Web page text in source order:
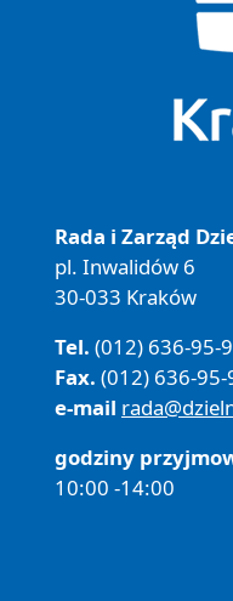
Rada i Zarząd
pl. Inwalidów 6
30-033 Kraków
Tel. (012) 636-95-
Fax. (012) 636-95-
e-mail
godziny
10:00 -14:00